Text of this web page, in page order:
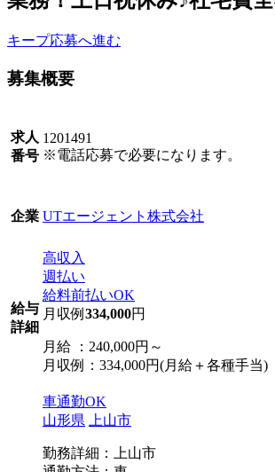
キープ応募へ進む
募集概要
求人
番号
1201491
※電話応募で必要になります。
企業 UTエージェント株式会社
給与
詳細
高収入
週払い
給料前払いOK
月収例 334,000円
月給 ：240,000円～
月収例：334,000円(月給＋各種手当)
車通勤OK
山形県
上山市
勤務詳細：上山市